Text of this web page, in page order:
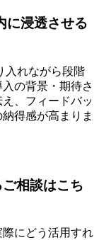
に浸透させる
入れながら段階
の背景・期待さ
、フィードバッ
得感が高まりま
相談はこち
にどう活用すれ